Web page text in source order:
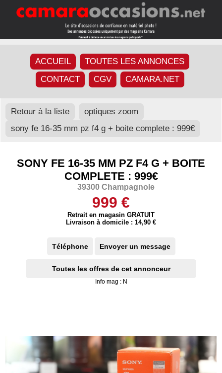
ACCUEIL
TOUTES LES ANNONCES
CONTACT
CGV CAMARA.NET
Retour à la liste
optiques zoom
sony fe 16-35 mm pz f4 g + boite complete : 999€
SONY FE 16-35 MM PZ F4 G + BOITE
COMPLETE : 999€
39300 Champagnole
999 €
Retrait en magasin GRATUIT
Livraison à domicile : 14,90 €
Téléphone Envoyer un message
Toutes les offres de cet annonceur
Info mag : N